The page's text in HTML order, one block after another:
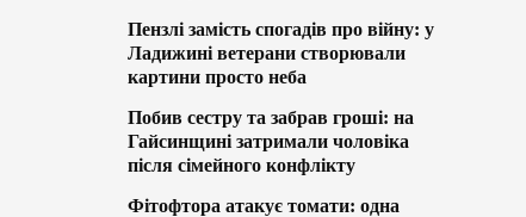
Пензлі замість спогадів про війну: у
Ладижині ветерани створювали
картини просто неба
Побив сестру та забрав гроші: на
Гайсинщині затримали чоловіка
після сімейного конфлікту
Фітофтора атакує томати: одна